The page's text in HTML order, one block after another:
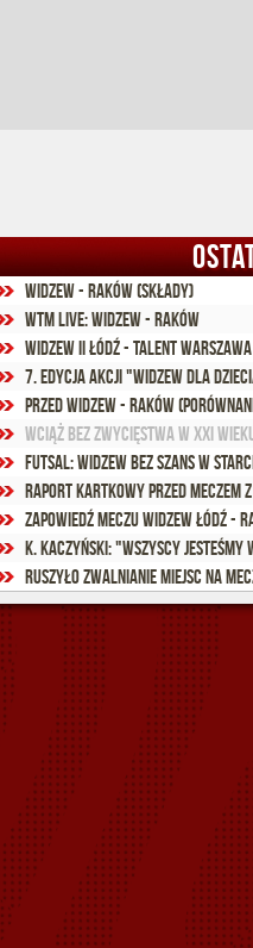
Widzew - Raków (składy)
WTM Live: Widzew - Raków
Widzew II Łódź - Talent
7. edycja akcji "Widzew dla
Przed Widzew - Raków
Wciąż bez zwycięstwa w XXI
Futsal: Widzew bez szans w
Raport kartkowy przed meczem z
Zapowiedź meczu Widzew Łódź -
K. Kaczyński: "Wszyscy jesteśmy
Ruszyło zwalnianie miejsc na